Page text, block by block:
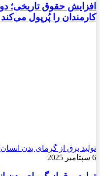
افزایش حقوق تاریخی؛
کارمندان را پُرپول می‌کند
تولید برق از گرمای بدن
6 سپتامبر 2025